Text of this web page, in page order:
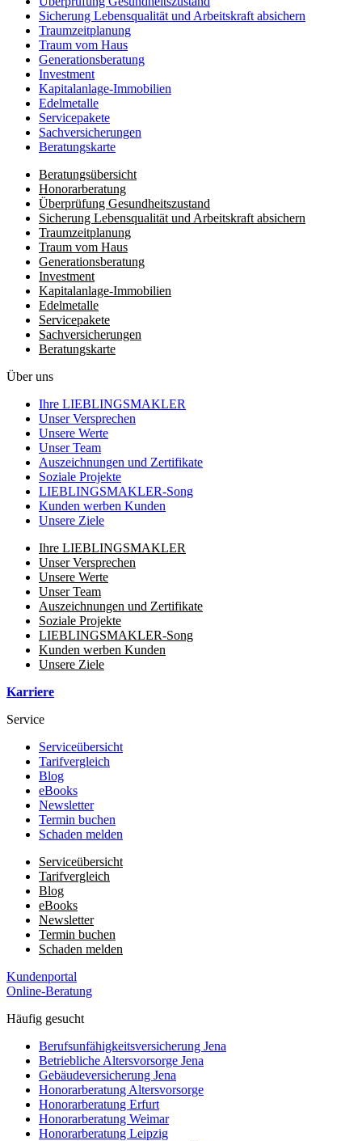
Sicherung Lebensqualität und Arbeitskraft absichern
Traumzeit­planung
Traum vom Haus
Generationsberatung
Investment
Kapitalanlage-Immobilien
Edelmetalle
Servicepakete
Sachversicherungen
Beratungskarte
Beratungsübersicht
Honorar­beratung
Überprüfung Gesundheits­zustand
Sicherung Lebensqualität und Arbeitskraft absichern
Traumzeit­planung
Traum vom Haus
Generationsberatung
Investment
Kapitalanlage-Immobilien
Edelmetalle
Servicepakete
Sachversicherungen
Beratungskarte
Über uns
Ihre LIEBLINGSMAKLER
Unser Versprechen
Unsere Werte
Unser Team
Auszeichnungen und Zertifikate
Soziale Projekte
LIEBLINGSMAKLER-Song
Kunden werben Kunden
Unsere Ziele
Ihre LIEBLINGSMAKLER
Unser Versprechen
Unsere Werte
Unser Team
Auszeichnungen und Zertifikate
Soziale Projekte
LIEBLINGSMAKLER-Song
Kunden werben Kunden
Unsere Ziele
Karriere
Service
Serviceübersicht
Tarifvergleich
Blog
eBooks
Newsletter
Termin buchen
Schaden melden
Serviceübersicht
Tarifvergleich
Blog
eBooks
Newsletter
Termin buchen
Schaden melden
Kundenportal
Online-Beratung
Häufig gesucht
Berufs­unfähigkeits­­versicherung Jena
Betriebliche Altersvorsorge Jena
Gebäudeversicherung Jena
Honorar­beratung Altersvorsorge
Honorar­beratung Erfurt
Honorar­beratung Weimar
Honorarberatung Leipzig